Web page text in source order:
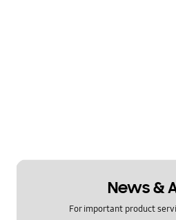
News &
For important product